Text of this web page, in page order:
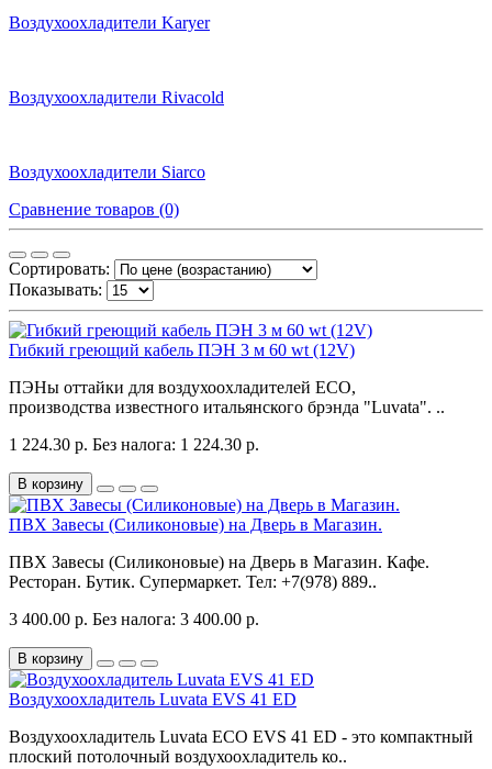
Воздухоохладители Karyer
Воздухоохладители Rivacold
Воздухоохладители Siarco
Сравнение товаров (0)
Сортировать:
Показывать:
Гибкий греющий кабель ПЭН 3 м 60 wt (12V)
ПЭНы оттайки для воздухоохладителей ECO,
производства известного итальянского брэнда "Luvata". ..
1 224.30 р. Без налога: 1 224.30 р.
В корзину
ПВХ Завесы (Силиконовые) на Дверь в Магазин.
ПВХ Завесы (Силиконовые) на Дверь в Магазин. Кафе.
Ресторан. Бутик. Супермаркет. Тел: +7(978) 889..
3 400.00 р. Без налога: 3 400.00 р.
В корзину
Воздухоохладитель Luvata EVS 41 ED
Воздухоохладитель Luvata ECO EVS 41 ED - это компактный
плоский потолочный воздухоохладитель ко..